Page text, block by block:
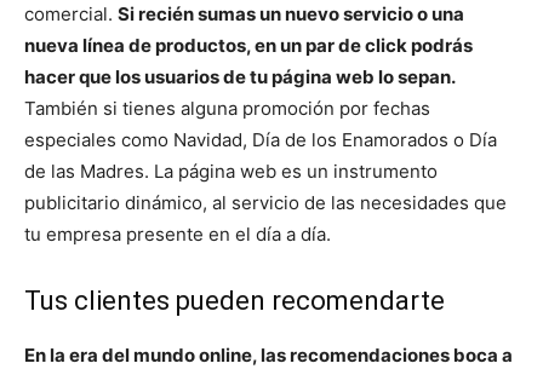
comercial. Si recién sumas un nuevo servicio o una
nueva línea de productos, en un par de click podrás
hacer que los usuarios de tu página web lo sepan.
También si tienes alguna promoción por fechas
especiales como Navidad, Día de los Enamorados o Día
de las Madres. La página web es un instrumento
publicitario dinámico, al servicio de las necesidades que
tu empresa presente en el día a día.
Tus clientes pueden recomendarte
En la era del mundo online, las recomendaciones boca a